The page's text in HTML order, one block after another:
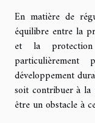
En matière de
équilibre entre la
et la
développement
soit contribuer à la
être un obstacle à